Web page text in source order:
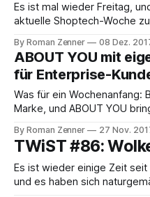
Es ist mal wieder Freitag,
aktuelle Shoptech-Woche
Mini-Podcast! Ich bin sehr
mich dabei unterstützt, jede
ins Mikrofon
By Roman Zenner 08 Dez.
ABOUT YOU mit
für Enterprise-
Was für ein Wochenanfang:
Marke, und ABOUT YOU
Monday - denkwürdiges
neuen Produkt primär um
Skalierung - nun die
By Roman Zenner 27 Nov.
TWiST #86:
Es ist wieder einige Zeit
und es haben sich